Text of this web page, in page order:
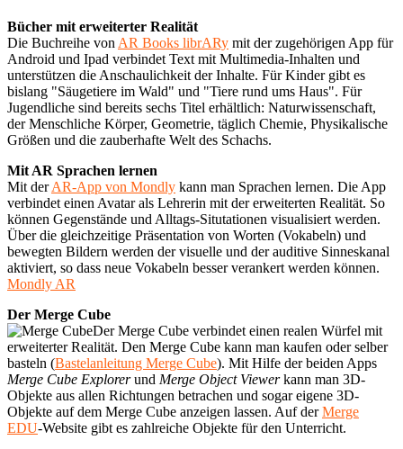
Bücher mit erweiterter Realität
Die Buchreihe von AR Books librARy mit der zugehörigen App für
Android und Ipad verbindet Text mit Multimedia-Inhalten und
unterstützen die Anschaulichkeit der Inhalte. Für Kinder gibt es
bislang "Säugetiere im Wald" und "Tiere rund ums Haus". Für
Jugendliche sind bereits sechs Titel erhältlich: Naturwissenschaft,
der Menschliche Körper, Geometrie, täglich Chemie, Physikalische
Größen und die zauberhafte Welt des Schachs.
Mit AR Sprachen lernen
Mit derAR-App von Mondly kann man Sprachen lernen. Die App
verbindet einen Avatar als Lehrerin mit der erweiterten Realität. So
können Gegenstände und Alltags-Situtationen visualisiert werden.
Über die gleichzeitige Präsentation von Worten (Vokabeln) und
bewegten Bildern werden der visuelle und der auditive Sinneskanal
aktiviert, so dass neue Vokabeln besser verankert werden können.
Mondly AR
Der Merge Cube
Der Merge Cube verbindet einen realen Würfel mit
erweiterter Realität. Den Merge Cube kann man kaufen oder selber
basteln (Bastelanleitung Merge Cube). Mit Hilfe der beiden Apps
Merge Cube Explorerund Merge Object Viewerkann man 3D-
Objekte aus allen Richtungen betrachen und sogareigene 3D-
Objekte auf dem Merge Cube anzeigen lassen. Auf derMerge
EDU-Website gibt es zahlreiche Objekte für den Unterricht.